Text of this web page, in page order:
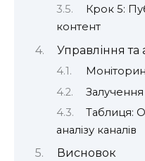
Крок 5:
контент
Управління та
Залучення
Таблиця:
аналізу каналів
Висновок